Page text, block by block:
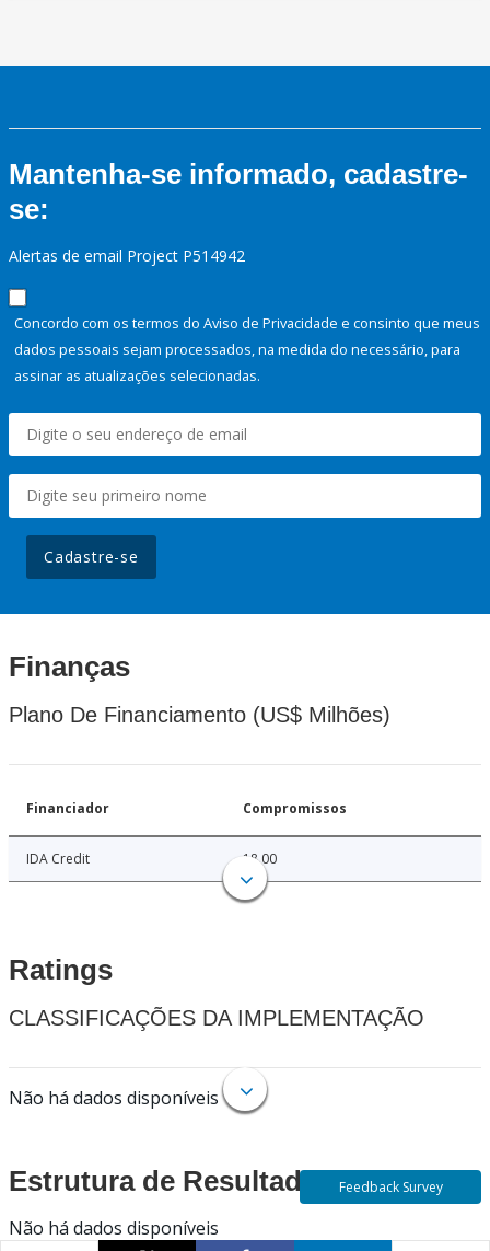
Mantenha-se informado, cadastre-
se:
Alertas de email Project P514942
Concordo com os termos do Aviso de Privacidade e consinto que meus
dados pessoais sejam processados, na medida do necessário, para
assinar as atualizações selecionadas.
Cadastre-se
Finanças
Plano De Financiamento (US$ Milhões)
Financiador Compromissos
IDA Credit 18.00
Ratings
CLASSIFICAÇÕES DA IMPLEMENTAÇÃO
Não há dados disponíveis
Estrutura de Resultados
Não há dados disponíveis
Feedback Survey